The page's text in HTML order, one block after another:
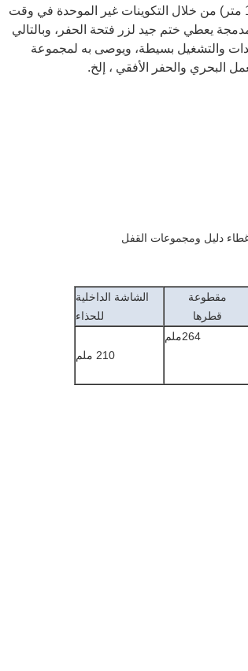
إلى 12 بوصة) ، في أي زاوية (بما في ذلك الأفقية)إلى أي عمق (أكثر من 100 متر) من خلال التكوينات غير الموحدة في وقت
يعطي ختم جيد لزر فتحة الحفر، وبالتالي
والتشغيل بسيطة، ويوصى به لمجموعة
البحري والحفر الأفقي ، إلخ.
دليل ومجموعات القفل
مقطوعة
قطرها
الشاشة الداخلية
للحذاء
264ملم
210 ملم